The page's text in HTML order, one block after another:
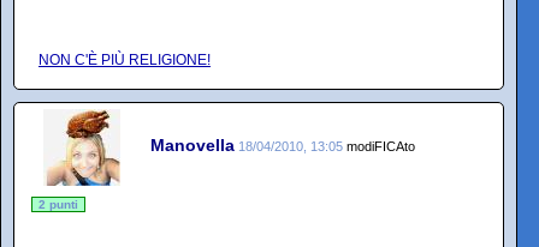
NON C'È PIÙ RELIGIONE!
Manovella 18/04/2010, 13:05 modiFICAto
2 punti